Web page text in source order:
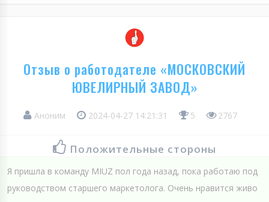
Отзыв о работодателе «МОСКОВСКИЙ
ЮВЕЛИРНЫЙ ЗАВОД»
Аноним 2024-04-27 14:21:31 5 2767
Положительные стороны
Я пришла в команду MIUZ пол года назад, пока работаю под
руководством старшего маркетолога. Очень нравится живо